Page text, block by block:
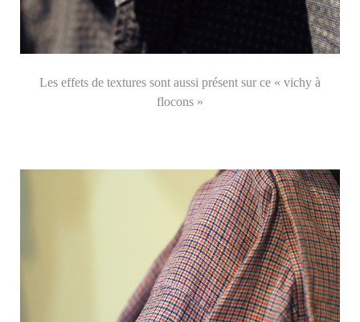
Les effets de textures sont aussi présent sur ce « vichy à
flocons »